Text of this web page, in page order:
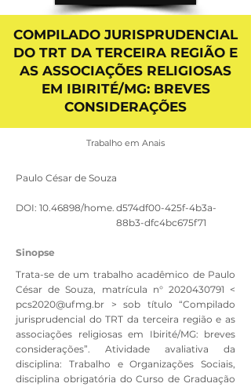
COMPILADO JURISPRUDENCIAL
DO TRT DA TERCEIRA REGIÃO E
AS ASSOCIAÇÕES RELIGIOSAS
EM IBIRITÉ/MG: BREVES
CONSIDERAÇÕES
Trabalho em Anais
Paulo César de Souza
DOI: 10.46898/home. d574df00-425f-4b3a-
88b3-dfc4bc675f71
Sinopse
Trata-se de um trabalho acadêmico de Paulo
César de Souza, matrícula n° 2020430791 <
pcs2020@ufmg.br > sob título “Compilado
jurisprudencial do TRT da terceira região e as
associações religiosas em Ibirité/MG: breves
considerações”. Atividade avaliativa da
disciplina: Trabalho e Organizações Sociais,
disciplina obrigatória do Curso de Graduação